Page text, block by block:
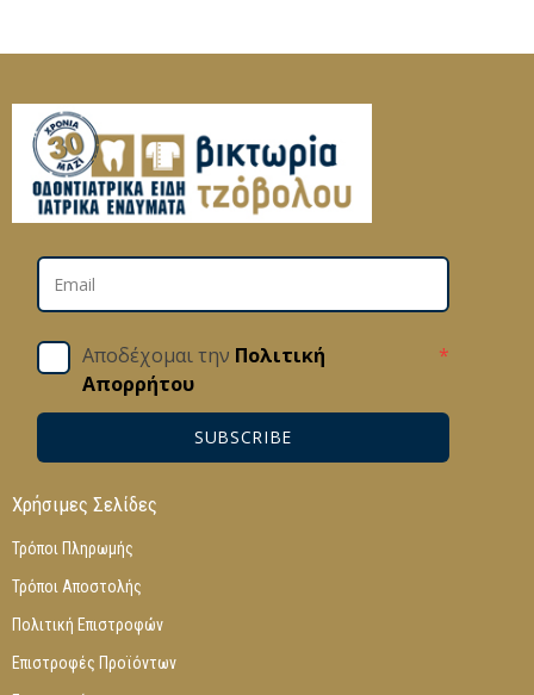
Αποδέχομαι την Πολιτική
Απορρήτου
*
SUBSCRIBE
Χρήσιμες Σελίδες
Τρόποι Πληρωμής
Τρόποι Αποστολής
Πολιτική Επιστροφών
Επιστροφές Προϊόντων